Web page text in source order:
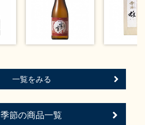
一覧をみる
季節の商品一覧